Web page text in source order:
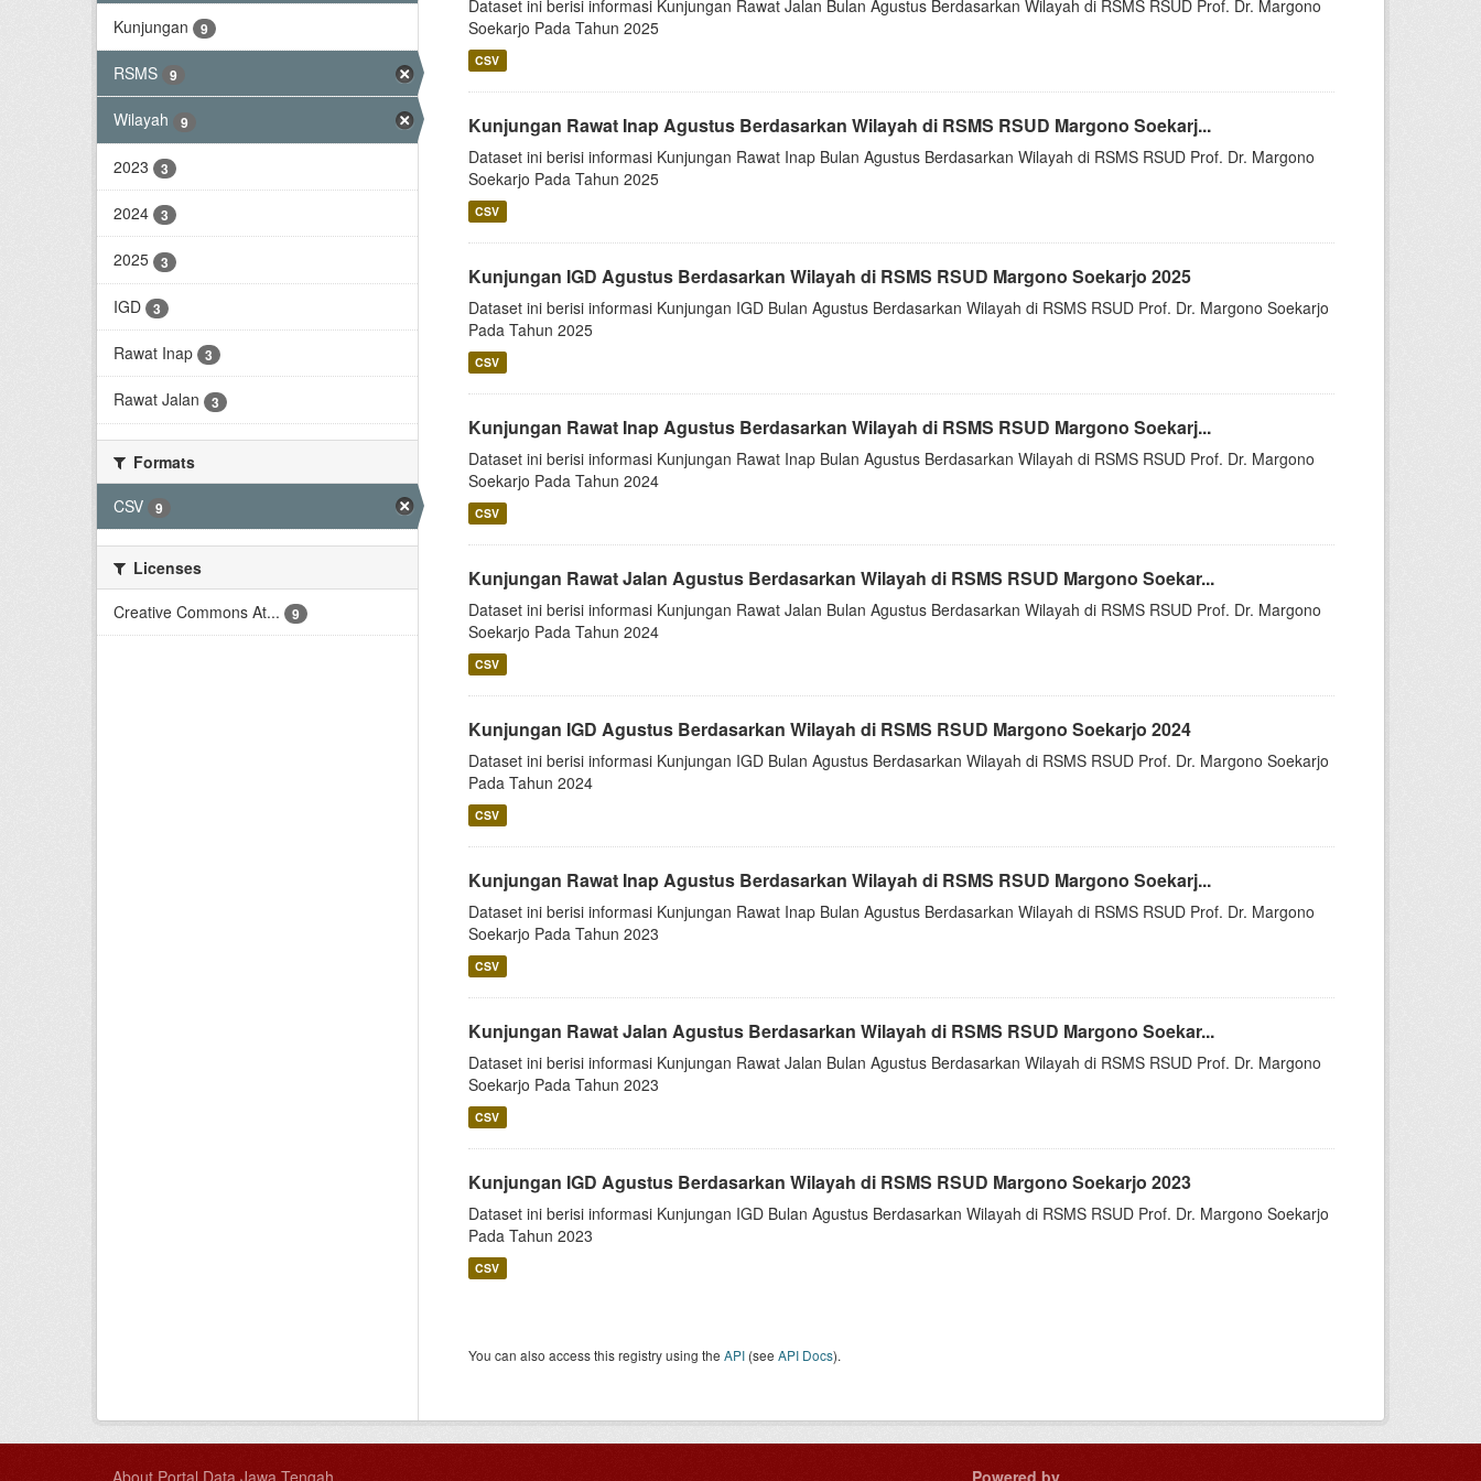
Kunjungan 9
RSMS 9
Wilayah 9
2023 3
2024 3
2025 3
IGD 3
Rawat Inap 3
Rawat Jalan 3
Formats
CSV
9
Licenses
Creative Commons At...
9
Dataset ini berisi informasi Kunjungan Rawat Jalan Bulan Agustus Berdasarkan Wilayah di RSMS RSUD Prof. Dr. Margono
Soekarjo Pada Tahun 2025
CSV
Kunjungan Rawat Inap Agustus Berdasarkan Wilayah di RSMS RSUD Margono Soekarj...
Dataset ini berisi informasi Kunjungan Rawat Inap Bulan Agustus Berdasarkan Wilayah di RSMS RSUD Prof. Dr. Margono
Soekarjo Pada Tahun 2025
CSV
Kunjungan IGD Agustus Berdasarkan Wilayah di RSMS RSUD Margono Soekarjo 2025
Dataset ini berisi informasi Kunjungan IGD Bulan Agustus Berdasarkan Wilayah di RSMS RSUD Prof. Dr. Margono Soekarjo
Pada Tahun 2025
CSV
Kunjungan Rawat Inap Agustus Berdasarkan Wilayah di RSMS RSUD Margono Soekarj...
Dataset ini berisi informasi Kunjungan Rawat Inap Bulan Agustus Berdasarkan Wilayah di RSMS RSUD Prof. Dr. Margono
Soekarjo Pada Tahun 2024
CSV
Kunjungan Rawat Jalan Agustus Berdasarkan Wilayah di RSMS RSUD Margono Soekar...
Dataset ini berisi informasi Kunjungan Rawat Jalan Bulan Agustus Berdasarkan Wilayah di RSMS RSUD Prof. Dr. Margono
Soekarjo Pada Tahun 2024
CSV
Kunjungan IGD Agustus Berdasarkan Wilayah di RSMS RSUD Margono Soekarjo 2024
Dataset ini berisi informasi Kunjungan IGD Bulan Agustus Berdasarkan Wilayah di RSMS RSUD Prof. Dr. Margono Soekarjo
Pada Tahun 2024
CSV
Kunjungan Rawat Inap Agustus Berdasarkan Wilayah di RSMS RSUD Margono Soekarj...
Dataset ini berisi informasi Kunjungan Rawat Inap Bulan Agustus Berdasarkan Wilayah di RSMS RSUD Prof. Dr. Margono
Soekarjo Pada Tahun 2023
CSV
Kunjungan Rawat Jalan Agustus Berdasarkan Wilayah di RSMS RSUD Margono Soekar...
Dataset ini berisi informasi Kunjungan Rawat Jalan Bulan Agustus Berdasarkan Wilayah di RSMS RSUD Prof. Dr. Margono
Soekarjo Pada Tahun 2023
CSV
Kunjungan IGD Agustus Berdasarkan Wilayah di RSMS RSUD Margono Soekarjo 2023
Dataset ini berisi informasi Kunjungan IGD Bulan Agustus Berdasarkan Wilayah di RSMS RSUD Prof. Dr. Margono Soekarjo
Pada Tahun 2023
CSV
You can also access this registry using the API (see API Docs).
About Portal Data Jawa Tengah Powered by